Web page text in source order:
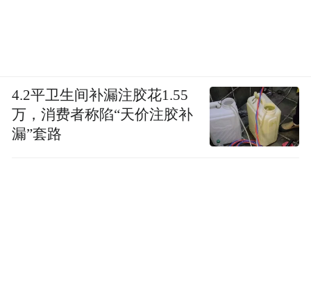
4.2平卫生间补漏注胶花1.55
万，消费者称陷“天价注胶补
漏”套路